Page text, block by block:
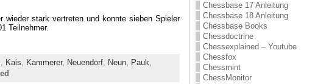
wieder stark vertreten und konnte sieben Spieler
Teilnehmer.
Kais Kammerer, Neuendorf, Neun, Pauk
Chessbase 17 Anleitung
Chessbase 18 Anleitung
Chessbase Books
Chessdoctrine
Chessexplained – Youtube
Chessfox
Chessmint
ChessMonitor